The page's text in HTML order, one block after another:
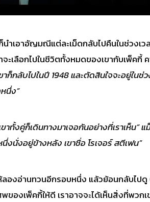
ำเอาอัญมณีแต่ละเม็ดกลับไปคืนในช่วงเ
จะเลือกไปในชีวิตทั้งหมดของเขากับเพ็ค
กลับไปในปี 1948 และตัดสินใจจะอยู่ในช่
นึ่ง”
ขาทั้งคู่ก็เดินทางมาเจอกันอย่างที่เราเห็น
งนั่งอยู่ข้างหลัง เขาชื่อ โรเจอร์ สตีเฟน”
ห้ลองอ่านทวนอีกรอบหนึ่ง แล้วย้อนกลับไปดู
ของเพ็คกี้ให้ดี เราอาจจะได้เห็นสิ่งที่พวก